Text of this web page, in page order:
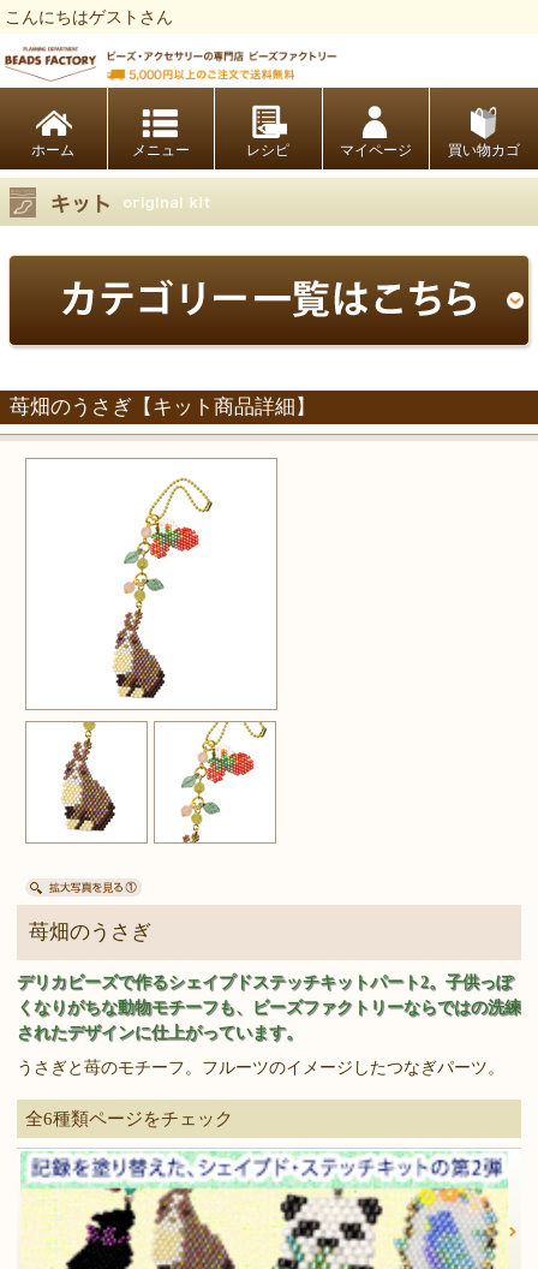
こんにちはゲストさん
ホーム レシピ マイページ 買い物カゴ
苺畑のうさぎ【キット商品詳細】
苺畑のうさぎ
デリカビーズで作るシェイプドステッチキットパート2。子供っぽ
くなりがちな動物モチーフも、ビーズファクトリーならではの洗練
されたデザインに仕上がっています。
うさぎと苺のモチーフ。フルーツのイメージしたつなぎパーツ。
全6種類ページをチェック